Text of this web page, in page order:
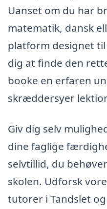
Uanset om du har
matematik, dansk
platform designet
dig at finde den
booke en erfaren
skræddersyer
Giv dig selv
dine faglige
selvtillid, du
skolen. Udforsk
tutorer i Tandslet